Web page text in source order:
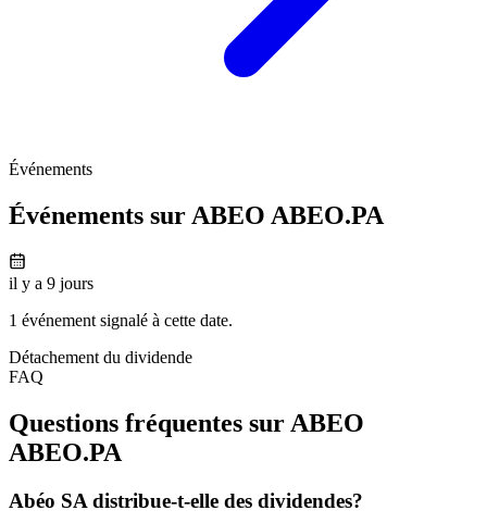
Événements
Événements sur ABEO ABEO.PA
il y a 9 jours
1 événement signalé à cette date.
Détachement du dividende
FAQ
Questions fréquentes sur ABEO
ABEO.PA
Abéo SA distribue-t-elle des dividendes?